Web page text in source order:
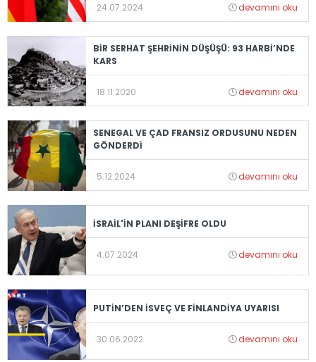
24.07.2024 devamını oku
BİR SERHAT ŞEHRİNİN DÜŞÜŞÜ: 93 HARBİ’NDE
KARS
18.11.2020 devamını oku
SENEGAL VE ÇAD FRANSIZ ORDUSUNU NEDEN
GÖNDERDİ
5.12.2024 devamını oku
İSRAİL'İN PLANI DEŞİFRE OLDU
4.07.2024 devamını oku
PUTİN’DEN İSVEÇ VE FİNLANDİYA UYARISI
30.06.2022 devamını oku